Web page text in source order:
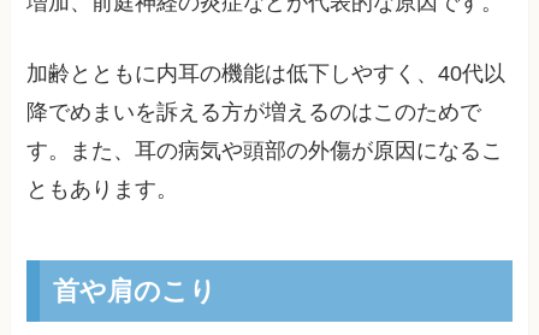
加齢とともに内耳の機能は低下しやすく、40代以
降でめまいを訴える方が増えるのはこのためで
す。また、耳の病気や頭部の外傷が原因になるこ
ともあります。
首や肩のこり